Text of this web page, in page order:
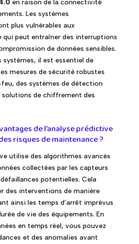
en raison de la connectivité
Les systèmes
plus vulnérables aux
qui peut entraîner des interruptions
de données sensibles.
systèmes, il est essentiel de
mesures de sécurité robustes
des systèmes de détection
solutions de chiffrement des
de l’analyse prédictive
risques de maintenance ?
utilise des algorithmes avancés
collectées par les capteurs
potentielles. Cela
des interventions de manière
ainsi les temps d’arrêt imprévus
de vie des équipements. En
en temps réel, vous pouvez
et des anomalies avant